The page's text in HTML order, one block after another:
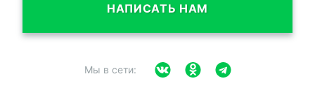
НАПИСАТЬ НАМ
Мы в сети: